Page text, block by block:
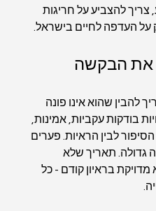
להצביע על חריגות
על העדפה לחיים בישראל.
את הבקשה
להבין שהוא אינו פונה
בודקות עקביות, אמינות,
לבין הראיות. פערים
גדולה. תאריך שלא
בראיון קודם - כל